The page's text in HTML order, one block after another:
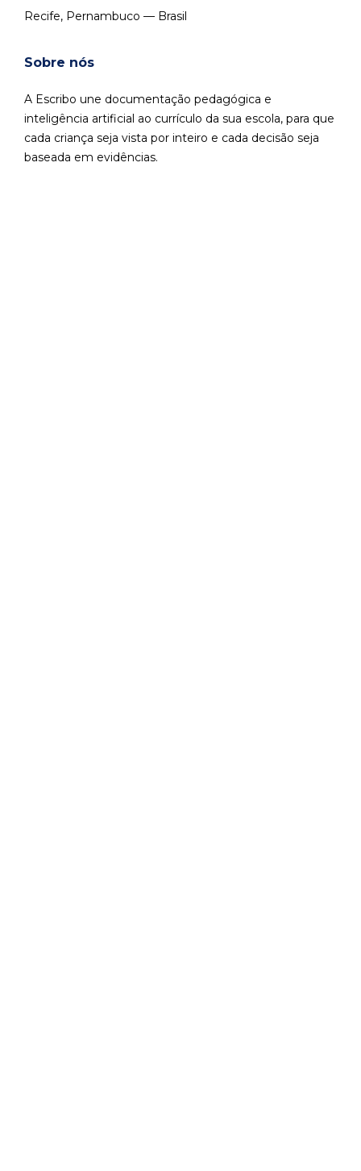
Recife, Pernambuco — Brasil
Sobre nós
A Escribo une documentação pedagógica e
inteligência artificial ao currículo da sua escola, para que
cada criança seja vista por inteiro e cada decisão seja
baseada em evidências.